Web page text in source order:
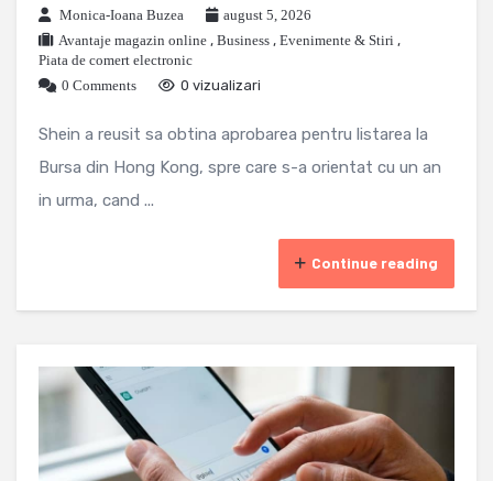
Monica-Ioana Buzea
august 5, 2026
Avantaje magazin online , Business , Evenimente & Stiri ,
Piata de comert electronic
0 Comments
0 vizualizari
Shein a reusit sa obtina aprobarea pentru listarea la
Bursa din Hong Kong, spre care s-a orientat cu un an
in urma, cand ...
Continue reading